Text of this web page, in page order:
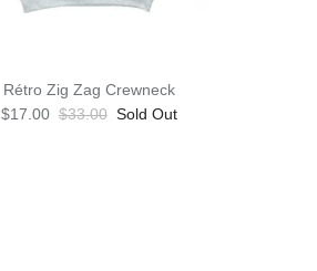
Rétro Zig Zag Crewneck
$17.00 $33.00 Sold Out